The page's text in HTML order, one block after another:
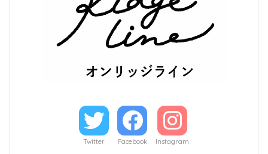
Twitter Facebook Instagram